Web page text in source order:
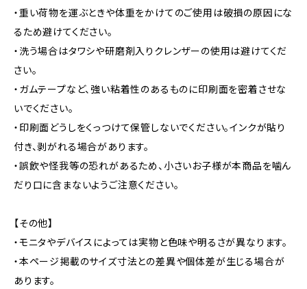
・重い荷物を運ぶときや体重をかけてのご使用は破損の原因にな
るため避けてください。
・洗う場合はタワシや研磨剤入りクレンザーの使用は避けてくだ
さい。
・ガムテープなど、強い粘着性のあるものに印刷面を密着させな
いでください。
・印刷面どうしをくっつけて保管しないでください。インクが貼り
付き、剥がれる場合があります。
・誤飲や怪我等の恐れがあるため、小さいお子様が本商品を噛ん
だり口に含まないようご注意ください。
【その他】
・モニタやデバイスによっては実物と色味や明るさが異なります。
・本ページ掲載のサイズ寸法との差異や個体差が生じる場合が
あります。